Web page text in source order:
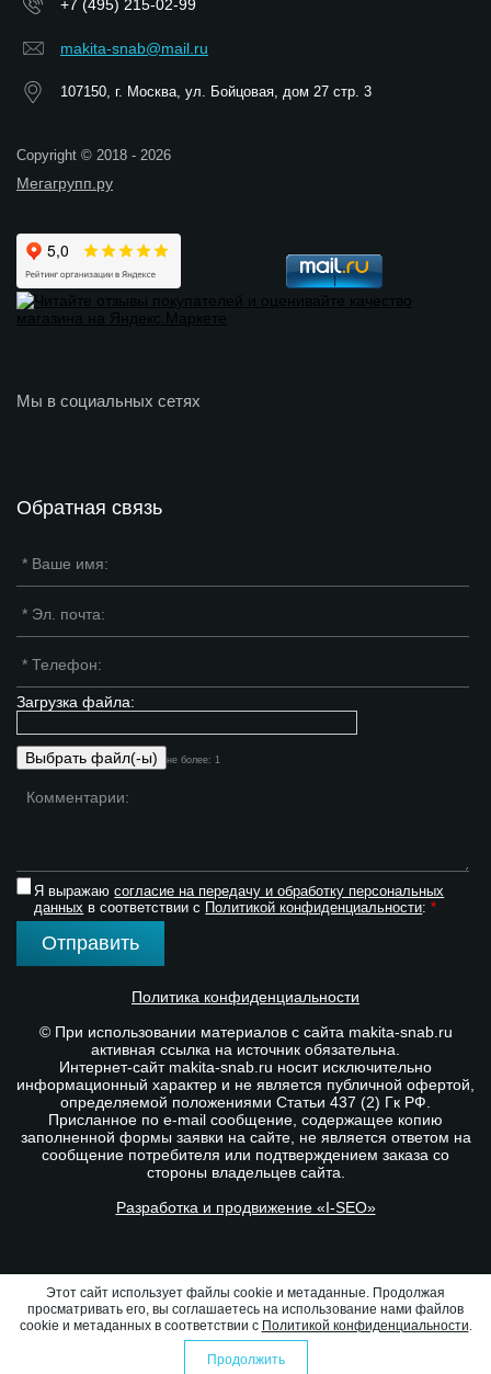
Сравнение
+7 (495) 215-02-99
makita-snab@mail.ru
107150, г. Москва, ул. Бойцовая, дом 27 стр. 3
Copyright © 2018 - 2026
Мегагрупп.ру
Мы в социальных сетях
Обратная связь
Загрузка файла:
не более: 1
Я выражаюсогласие на передачу и обработку персональных
данных в соответствии с Политикой конфиденциальности:*
Отправить
Политика конфиденциальности
© При использовании материалов с сайта makita-snab.ru
активная ссылка на источник обязательна.
Интернет-сайт makita-snab.ru носит исключительно
информационный характер и не является публичной офертой,
определяемой положениями Статьи 437 (2) Гк РФ.
Присланное по e-mail сообщение, содержащее копию
заполненной формы заявки на сайте, не является ответом на
сообщение потребителя или подтверждением заказа со
стороны владельцев сайта.
Разработка и продвижение «I-SEO»
Этот сайт использует файлы cookie и метаданные. Продолжая
просматривать его, вы соглашаетесь на использование нами файлов
cookie и метаданных в соответствии с Политикой конфиденциальности.
Продолжить